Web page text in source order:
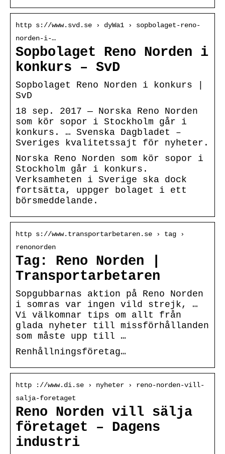
http s://www.svd.se › dyWa1 › sopbolaget-reno-
norden-i-…
Sopbolaget Reno Norden i
konkurs – SvD
Sopbolaget Reno Norden i konkurs |
SvD
18 sep. 2017 — Norska Reno Norden
som kör sopor i Stockholm går i
konkurs. … Svenska Dagbladet –
Sveriges kvalitetssajt för nyheter.
Norska Reno Norden som kör sopor i
Stockholm går i konkurs.
Verksamheten i Sverige ska dock
fortsätta, uppger bolaget i ett
börsmeddelande.
http s://www.transportarbetaren.se › tag ›
renonorden
Tag: Reno Norden |
Transportarbetaren
Sopgubbarnas aktion på Reno Norden
i somras var ingen vild strejk, …
Vi välkomnar tips om allt från
glada nyheter till missförhållanden
som måste upp till …
Renhållningsföretag…
http ://www.di.se › nyheter › reno-norden-vill-
salja-foretaget
Reno Norden vill sälja
företaget – Dagens
industri